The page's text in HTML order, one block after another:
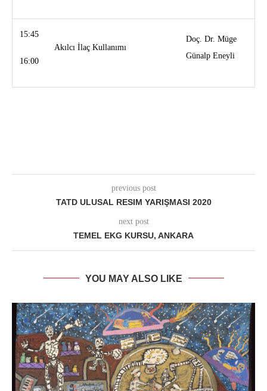
15:45
16:00
Akılcı İlaç Kullanımı
Doç. Dr. Müge
Günalp Eneyli
previous post
TATD ULUSAL RESIM YARIŞMASI 2020
next post
TEMEL EKG KURSU, ANKARA
YOU MAY ALSO LIKE